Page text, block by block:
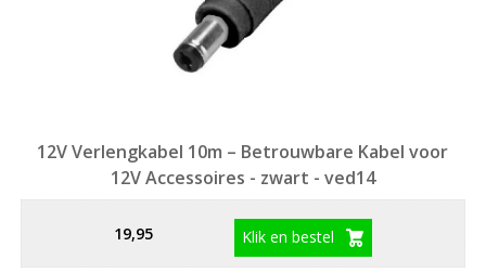
12V Verlengkabel 10m – Betrouwbare Kabel voor
12V Accessoires - zwart - ved14
19,95 Klik en bestel